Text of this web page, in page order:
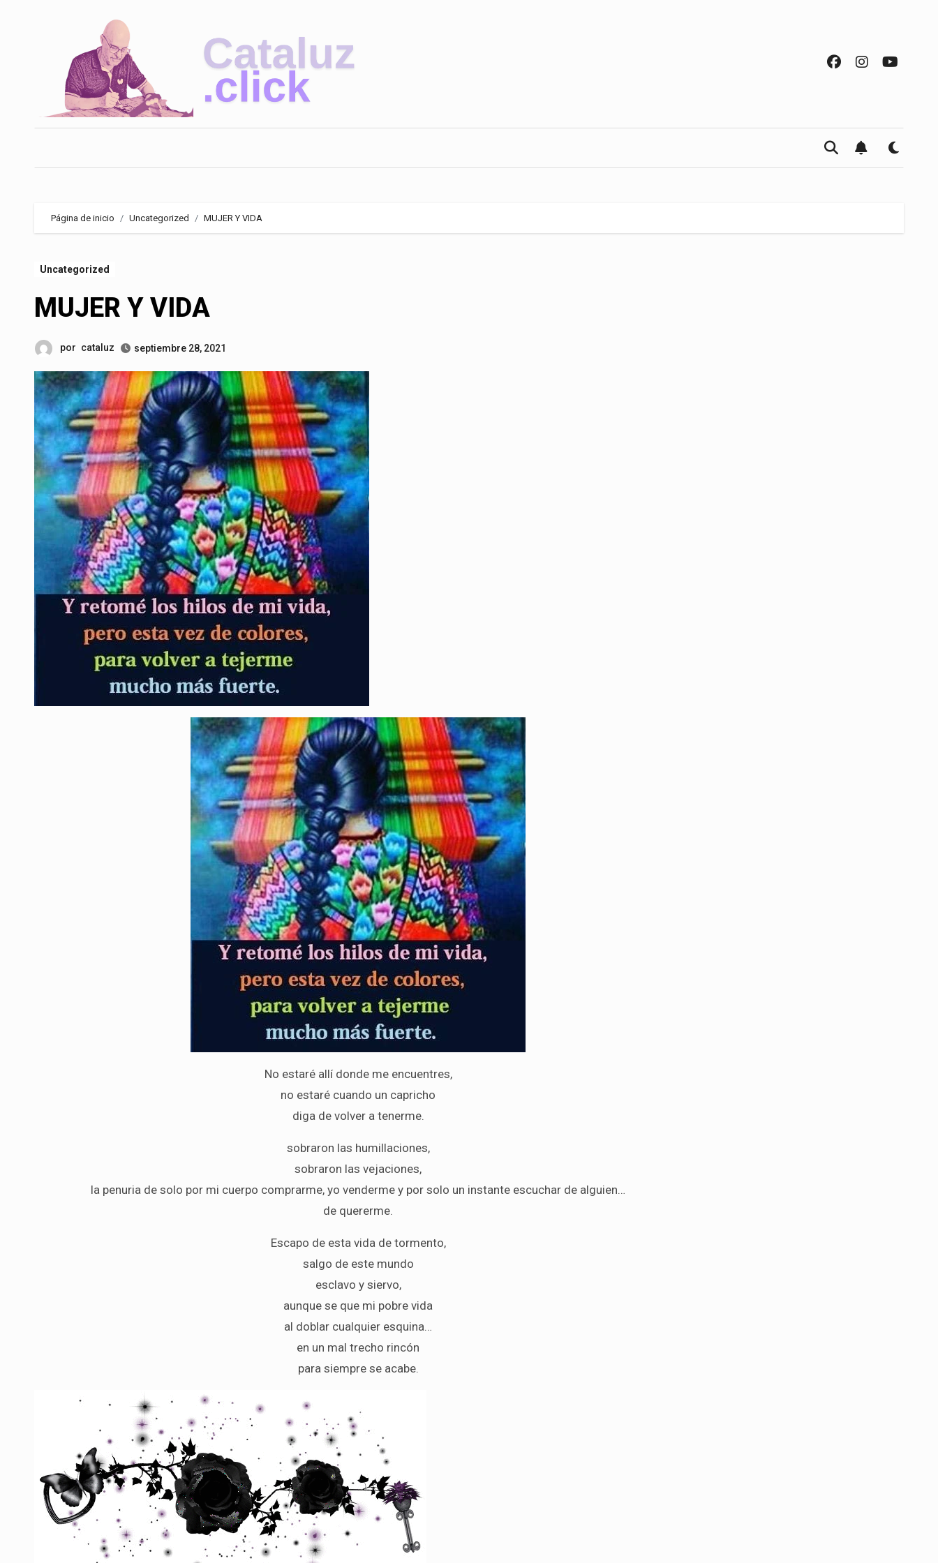
Página de inicio Uncategorized MUJER Y VIDA
Uncategorized
MUJER Y VIDA
por cataluz septiembre 28, 2021
No estaré allí donde me encuentres,
no estaré cuando un capricho
diga de volver a tenerme.
sobraron las humillaciones,
sobraron las vejaciones,
la penuria de solo por mi cuerpo comprarme, yo venderme y por solo un instante escuchar de alguien…
de quererme.
Escapo de esta vida de tormento,
salgo de este mundo
esclavo y siervo,
aunque se que mi pobre vida
al doblar cualquier esquina…
en un mal trecho rincón
para siempre se acabe.